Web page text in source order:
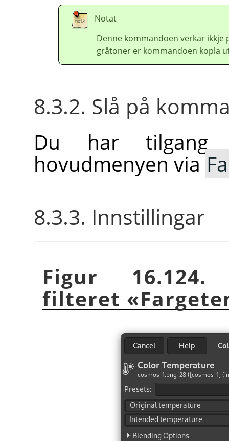
Notat
Denne kommandoen verkar
gråtoner er kommandoen kopla
8.3.2. Slå på
Du har
hovudmenyen via
8.3.3. Innstillingar
Figur
filteret